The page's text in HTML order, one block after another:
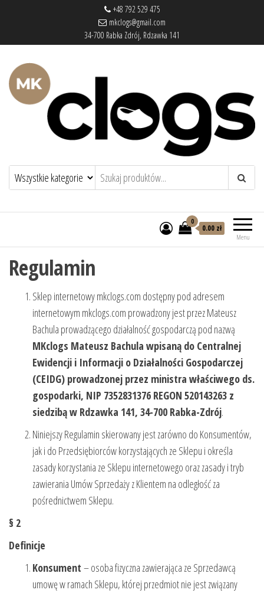
+48 792 529 475
mkclogs@gmail.com
34-700 Rabka Zdrój, Rdzawka 141
mkclogs – sklep obuwniczysklep obuwniczy – drewniaki, buty
medyczne, pantofle, klapki
Menu
0
0.00 zł
Regulamin
Sklep internetowy mkclogs.com dostępny pod adresem
internetowym mkclogs.com prowadzony jest przez Mateusz
Bachula prowadzącego działalność gospodarczą pod nazwą
MKclogs Mateusz Bachula wpisaną do Centralnej
Ewidencji i Informacji o Działalności Gospodarczej
(CEIDG) prowadzonej przez ministra właściwego ds.
gospodarki, NIP 7352831376 REGON 520143263 z
siedzibą w Rdzawka 141, 34-700 Rabka-Zdrój.
Niniejszy Regulamin skierowany jest zarówno do Konsumentów,
jak i do Przedsiębiorców korzystających ze Sklepu i określa
zasady korzystania ze Sklepu internetowego oraz zasady i tryb
zawierania Umów Sprzedaży z Klientem na odległość za
pośrednictwem Sklepu.
§ 2
Definicje
Konsument – osoba fizyczna zawierająca ze Sprzedawcą
umowę w ramach Sklepu, której przedmiot nie jest związany